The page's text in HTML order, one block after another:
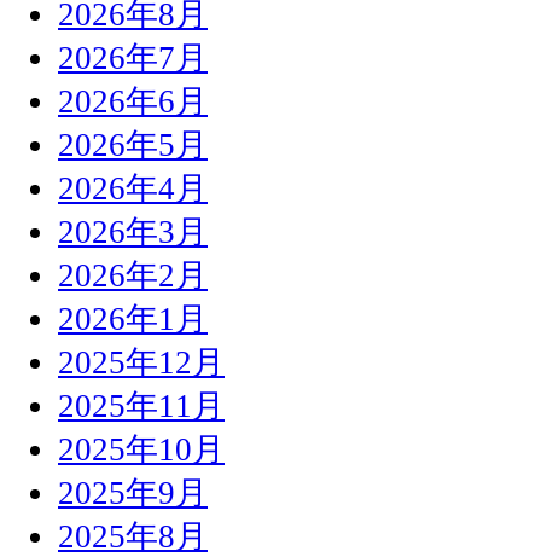
2026年8月
2026年7月
2026年6月
2026年5月
2026年4月
2026年3月
2026年2月
2026年1月
2025年12月
2025年11月
2025年10月
2025年9月
2025年8月